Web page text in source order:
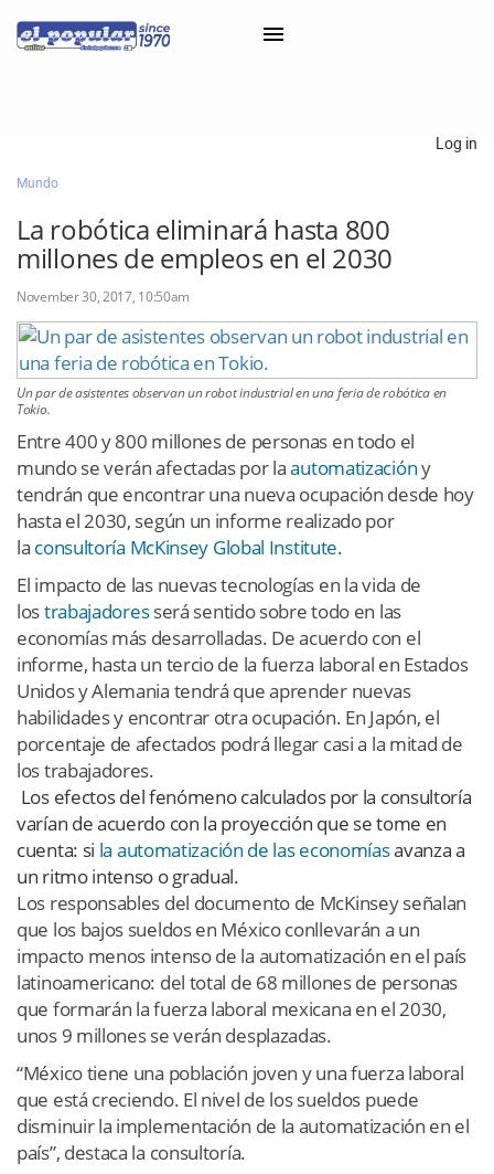
Classifieds
Categorías
Iniciar sesión con Clascal
×
Log in
Mundo
La robótica eliminará hasta 800
millones de empleos en el 2030
November 30, 2017, 10:50am
Un par de asistentes observan un robot industrial en una feria de robótica en
Tokio.
Entre 400 y 800 millones de personas en todo el
mundo se verán afectadas por laautomatizacióny
tendrán que encontrar una nueva ocupación desde hoy
hasta el 2030, según un informe realizado por
la consultoría McKinsey Global Institute.
El impacto de las nuevas tecnologías en la vida de
lostrabajadoresserá sentido sobre todo en las
economías más desarrolladas. De acuerdo con el
informe, hasta un tercio de la fuerza laboral en Estados
Unidos y Alemania tendrá que aprender nuevas
habilidades y encontrar otra ocupación. En Japón, el
porcentaje de afectados podrá llegar casi a la mitad de
los trabajadores.
Los efectos del fenómeno calculados por la consultoría
varían de acuerdo con la proyección que se tome en
cuenta: si la automatización de las economíasavanza a
un ritmo intenso o gradual.
Los responsables del documento de McKinsey señalan
que los bajos sueldos en México conllevarán a un
impacto menos intenso de la automatización en el país
latinoamericano: del total de 68 millones de personas
que formarán la fuerza laboral mexicana en el 2030,
unos 9 millones se verán desplazadas.
“México tiene una población joven y una fuerza laboral
que está creciendo. El nivel de los sueldos puede
disminuir la implementación de la automatización en el
país”, destaca la consultoría.